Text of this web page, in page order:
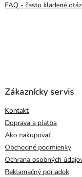
FAQ - často kladené
Zákaznícky servis
Kontakt
Doprava a platba
Ako nakupovať
Obchodné podmienky
Ochrana osobných
Reklamačný poriadok